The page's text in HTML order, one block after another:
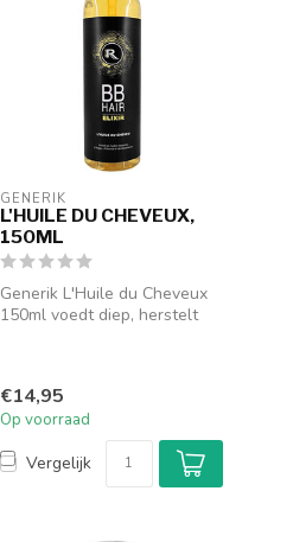
GENERIK
L'HUILE DU CHEVEUX,
150ML
Generik L'Huile du Cheveux
150ml voedt diep, herstelt
€14,95
Op voorraad
Vergelijk